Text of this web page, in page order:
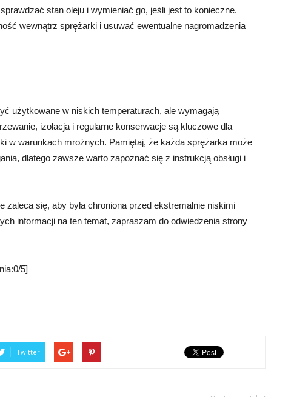
stan oleju i wymieniać go, jeśli jest to konieczne.
wewnątrz sprężarki i usuwać ewentualne nagromadzenia
użytkowane w niskich temperaturach, ale wymagają
izolacja i regularne konserwacje są kluczowe dla
w warunkach mroźnych. Pamiętaj, że każda sprężarka może
dlatego zawsze warto zapoznać się z instrukcją obsługi i
zaleca się, aby była chroniona przed ekstremalnie niskimi
informacji na ten temat, zapraszam do odwiedzenia strony
5]
Twitter